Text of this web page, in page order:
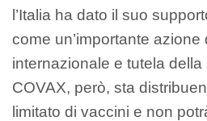
l’Italia ha dato il suo
come un’importante azione
internazionale e tutela
COVAX, però, sta
limitato di vaccini e non